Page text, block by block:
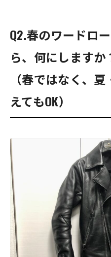
Q2.春のワードロ
ら、何にしますか
（春ではなく、
えてもOK）